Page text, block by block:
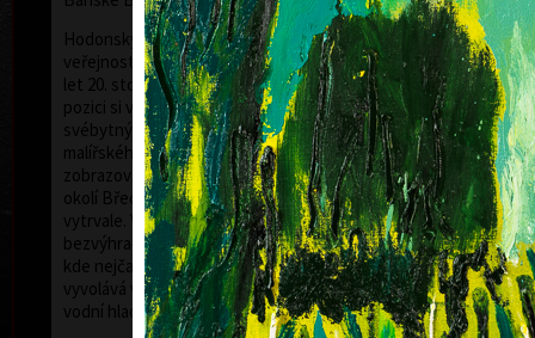
Hodonský, který vstoupil do širšího povědomí kulturní
veřejnosti na přelomu šedesátých a sedmdesátých
let 20. století, se po dlouhá léta věnuje malbě. Svou
pozici si v dějinách českého výtvarného umění získal
svébytným zacházením s barvou, expresivitou
malířského projevu i nevšední monumentalitou v
zobrazování krajiny. Krajina - především lužní lesy v
okolí Břeclavi, odkud pochází - poutá jeho pozornost
vytrvale. V posledních letech ji zachycuje téměř
bezvýhradně. Nejen ve svých rozměrných malbách,
kde nejčastěji pracuje se smaragdovou zelení, která
vyvolává vzpomínky na příšeří lužních lesů, odlesky
vodní hladiny a probleskující světlo.